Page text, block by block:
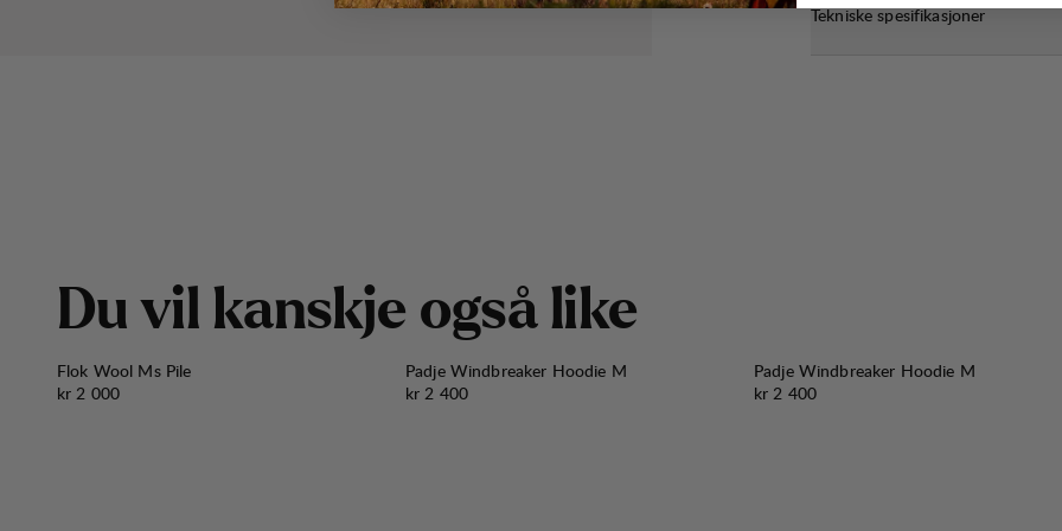
Tekniske spesifikasjoner
Du vil kanskje også like
Flok Wool Ms Pile
Pris:
kr 2 000
Padje Windbreaker Hoodie M
Pris:
kr 2 400
Padje Windbreaker Hoodie M
Pris:
kr 2 400